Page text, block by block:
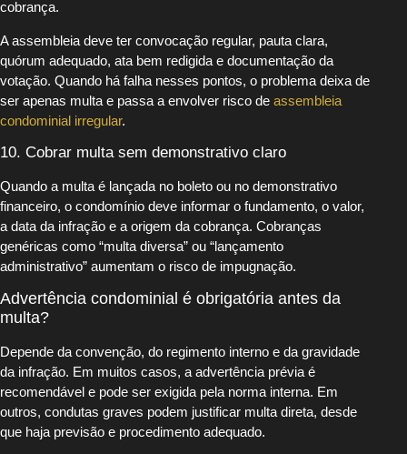
cobrança.
A assembleia deve ter convocação regular, pauta clara,
quórum adequado, ata bem redigida e documentação da
votação. Quando há falha nesses pontos, o problema deixa de
ser apenas multa e passa a envolver risco de assembleia
condominial irregular.
10. Cobrar multa sem demonstrativo claro
Quando a multa é lançada no boleto ou no demonstrativo
financeiro, o condomínio deve informar o fundamento, o valor,
a data da infração e a origem da cobrança. Cobranças
genéricas como “multa diversa” ou “lançamento
administrativo” aumentam o risco de impugnação.
Advertência condominial é obrigatória antes da
multa?
Depende da convenção, do regimento interno e da gravidade
da infração. Em muitos casos, a advertência prévia é
recomendável e pode ser exigida pela norma interna. Em
outros, condutas graves podem justificar multa direta, desde
que haja previsão e procedimento adequado.